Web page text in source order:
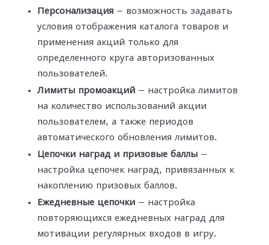
Персонализация — возможность задавать
условия отображения каталога товаров и
применения акций только для
определенного круга авторизованных
пользователей.
Лимиты промоакций — настройка лимитов
на количество использований акции
пользователем, а также периодов
автоматического обновления лимитов.
Цепочки наград и призовые баллы —
настройка цепочек наград, привязанных к
накоплению призовых баллов.
Ежедневные цепочки — настройка
повторяющихся ежедневных наград для
мотивации регулярных входов в игру.